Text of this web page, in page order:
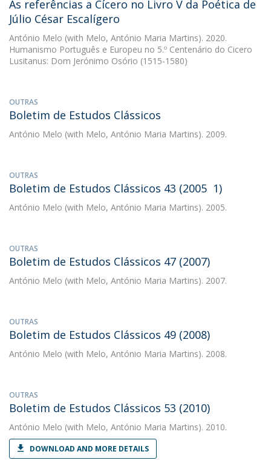
As referências a Cícero no Livro V da Poética de
Júlio César Escalígero
António Melo (with Melo, António Maria Martins). 2020.
Humanismo Português e Europeu no 5.º Centenário do Cicero
Lusitanus: Dom Jerónimo Osório (1515-1580)
OUTRAS
Boletim de Estudos Clássicos
António Melo (with Melo, António Maria Martins). 2009.
OUTRAS
Boletim de Estudos Clássicos 43 (2005  1)
António Melo (with Melo, António Maria Martins). 2005.
OUTRAS
Boletim de Estudos Clássicos 47 (2007)
António Melo (with Melo, António Maria Martins). 2007.
OUTRAS
Boletim de Estudos Clássicos 49 (2008)
António Melo (with Melo, António Maria Martins). 2008.
OUTRAS
Boletim de Estudos Clássicos 53 (2010)
António Melo (with Melo, António Maria Martins). 2010.
DOWNLOAD AND MORE DETAILS